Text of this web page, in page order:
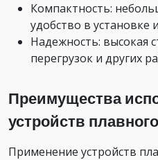
Компактность:
удобство в установке
Надежность: высокая
перегрузок и других
Преимущества
устройств
Применение устройств